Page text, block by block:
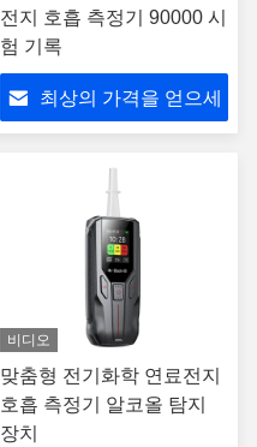
전지 호흡 측정기 90000 시
험 기록
최상의 가격을 얻으세
비디오
맞춤형 전기화학 연료전지
호흡 측정기 알코올 탐지
장치